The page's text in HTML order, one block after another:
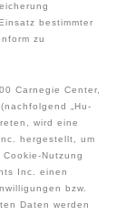
bestimmter
zu
Carnegie Center,
„Hu-
wird eine
hergestellt, um
Nutzung
Inc. einen
bzw.
Daten werden